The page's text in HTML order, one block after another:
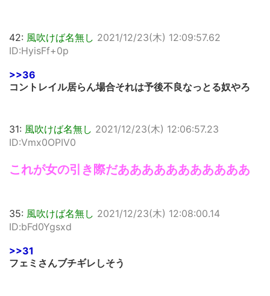
42: 風吹けば名無し 2021/12/23(木) 12:09:57.62
ID:HyisFf+0p
>>36
コントレイル居らん場合それは予後不良なっとる奴やろ
31: 風吹けば名無し 2021/12/23(木) 12:06:57.23
ID:Vmx0OPIV0
これが女の引き際だあああああああああああ
35: 風吹けば名無し 2021/12/23(木) 12:08:00.14
ID:bFd0Ygsxd
>>31
フェミさんブチギレしそう